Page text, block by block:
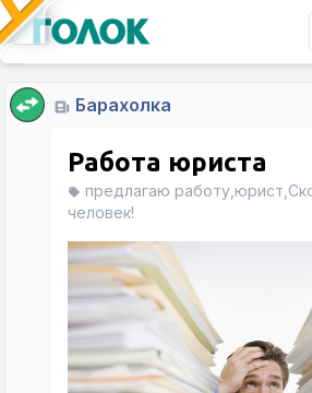
Барахолка
Работа юриста
предлагаю
человек!